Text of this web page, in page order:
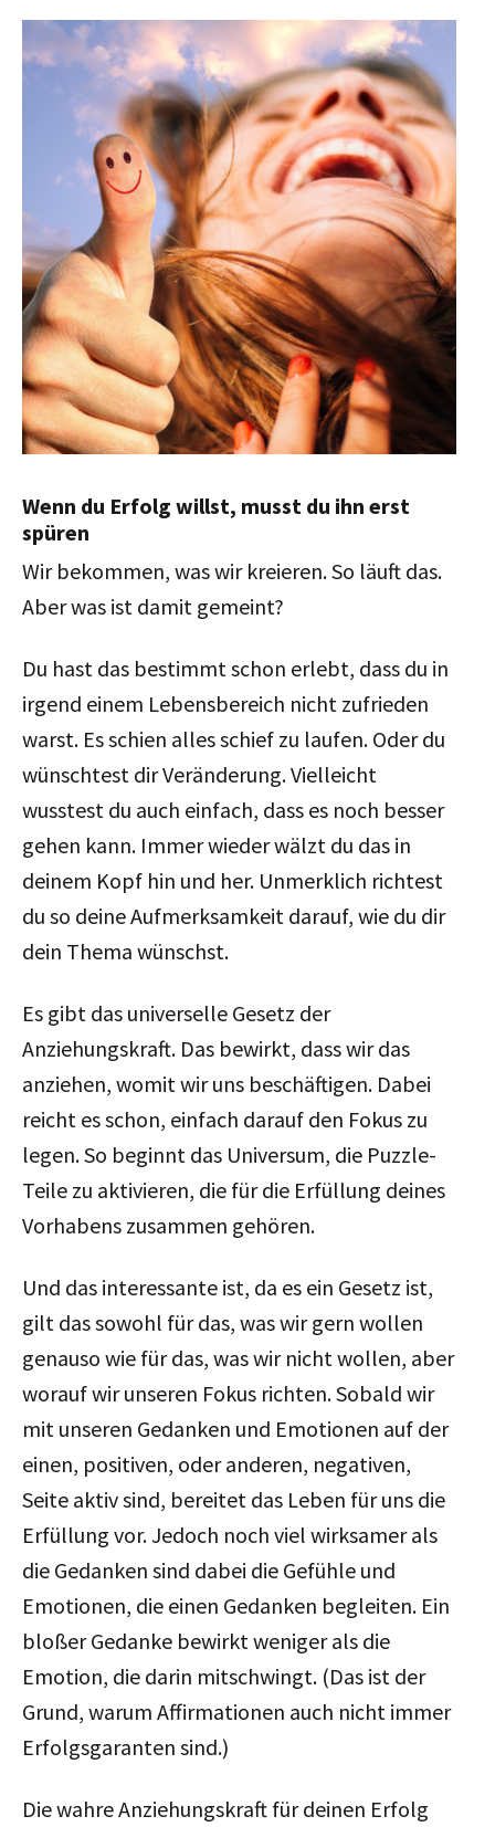
Wenn du Erfolg willst, musst du ihn erst
spüren
Wir bekommen, was wir kreieren. So läuft das.
Aber was ist damit gemeint?
Du hast das bestimmt schon erlebt, dass du in
irgend einem Lebensbereich nicht zufrieden
warst. Es schien alles schief zu laufen. Oder du
wünschtest dir Veränderung. Vielleicht
wusstest du auch einfach, dass es noch besser
gehen kann. Immer wieder wälzt du das in
deinem Kopf hin und her. Unmerklich richtest
du so deine Aufmerksamkeit darauf, wie du dir
dein Thema wünschst.
Es gibt das universelle Gesetz der
Anziehungskraft. Das bewirkt, dass wir das
anziehen, womit wir uns beschäftigen. Dabei
reicht es schon, einfach darauf den Fokus zu
legen. So beginnt das Universum, die Puzzle-
Teile zu aktivieren, die für die Erfüllung deines
Vorhabens zusammen gehören.
Und das interessante ist, da es ein Gesetz ist,
gilt das sowohl für das, was wir gern wollen
genauso wie für das, was wir nicht wollen, aber
worauf wir unseren Fokus richten. Sobald wir
mit unseren Gedanken und Emotionen auf der
einen, positiven, oder anderen, negativen,
Seite aktiv sind, bereitet das Leben für uns die
Erfüllung vor. Jedoch noch viel wirksamer als
die Gedanken sind dabei die Gefühle und
Emotionen, die einen Gedanken begleiten. Ein
bloßer Gedanke bewirkt weniger als die
Emotion, die darin mitschwingt. (Das ist der
Grund, warum Affirmationen auch nicht immer
Erfolgsgaranten sind.)
Die wahre Anziehungskraft für deinen Erfolg